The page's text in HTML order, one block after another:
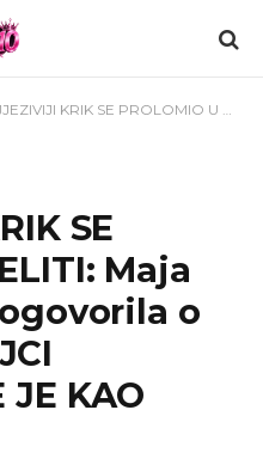
SE PROLOMIO U ELITI: Maja Marinković progovorila o ROĐENOJ MAJCI “OSTAVILA TE JE KAO DEVOJČICU”
SE
Maja
o
JE KAO